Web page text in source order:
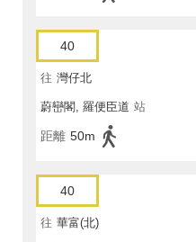
40
往 灣仔北
蔚巒閣, 羅便臣道 站
距離 50m
40
往 華富(北)